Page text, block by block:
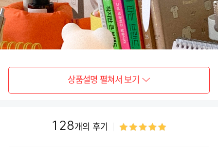
상품설명 펼쳐서 보기
128개의 후기